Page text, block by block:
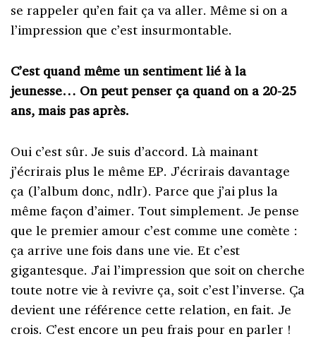
se rappeler qu’en fait ça va aller. Même si on a
l’impression que c’est insurmontable.
C’est quand même un sentiment lié à la
jeunesse… On peut penser ça quand on a 20-25
ans, mais pas après.
Oui c’est sûr. Je suis d’accord. Là mainant
j’écrirais plus le même EP. J’écrirais davantage
ça (l’album donc, ndlr). Parce que j’ai plus la
même façon d’aimer. Tout simplement. Je pense
que le premier amour c’est comme une comète :
ça arrive une fois dans une vie. Et c’est
gigantesque. J’ai l’impression que soit on cherche
toute notre vie à revivre ça, soit c’est l’inverse. Ça
devient une référence cette relation, en fait. Je
crois. C’est encore un peu frais pour en parler !